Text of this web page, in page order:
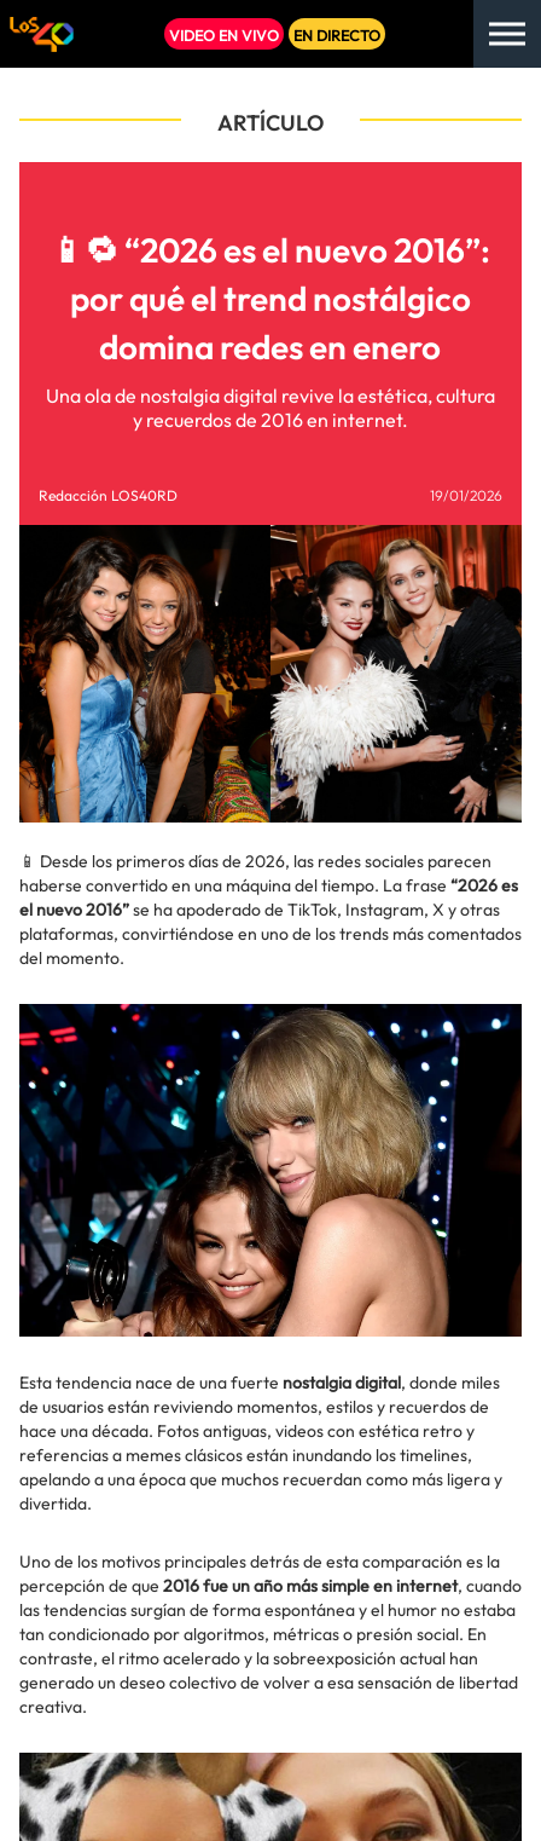
VIDEO EN VIVO EN DIRECTO
ARTÍCULO
📱🔁 “2026 es el nuevo 2016”:
por qué el trend nostálgico
domina redes en enero
Una ola de nostalgia digital revive la estética, cultura
y recuerdos de 2016 en internet.
Redacción LOS40RD 19/01/2026
📱 Desde los primeros días de 2026, las redes sociales parecen
haberse convertido en una máquina del tiempo. La frase “2026 es
el nuevo 2016”se ha apoderado de TikTok, Instagram, X y otras
plataformas, convirtiéndose en uno de los trends más comentados
del momento.
Esta tendencia nace de una fuerte nostalgia digital, donde miles
de usuarios están reviviendo momentos, estilos y recuerdos de
hace una década. Fotos antiguas, videos con estética retro y
referencias a memes clásicos están inundando los timelines,
apelando a una época que muchos recuerdan como más ligera y
divertida.
Uno de los motivos principales detrás de esta comparación es la
percepción de que 2016 fue un año más simple en internet, cuando
las tendencias surgían de forma espontánea y el humor no estaba
tan condicionado por algoritmos, métricas o presión social. En
contraste, el ritmo acelerado y la sobreexposición actual han
generado un deseo colectivo de volver a esa sensación de libertad
creativa.